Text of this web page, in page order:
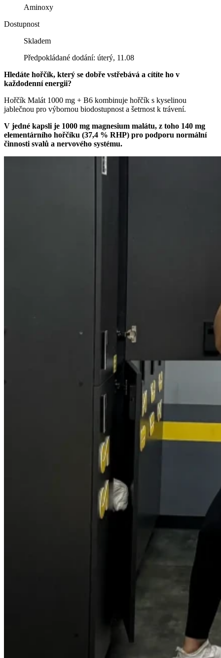
Aminoxy
Dostupnost
Skladem
Předpokládané dodání: úterý, 11.08
Hledáte hořčík, který se dobře vstřebává a cítíte ho v
každodenní energii?
Hořčík Malát 1000 mg + B6 kombinuje hořčík s kyselinou
jablečnou pro výbornou biodostupnost a šetrnost k trávení.
V jedné kapsli je 1000 mg magnesium malátu, z toho 140 mg
elementárního hořčíku (37,4 % RHP) pro podporu normální
činnosti svalů a nervového systému.